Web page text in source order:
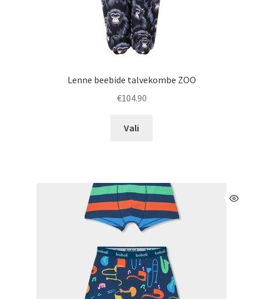
Lenne beebide talvekombe ZOO
€104.90
Vali
Valikuid
saab
teha